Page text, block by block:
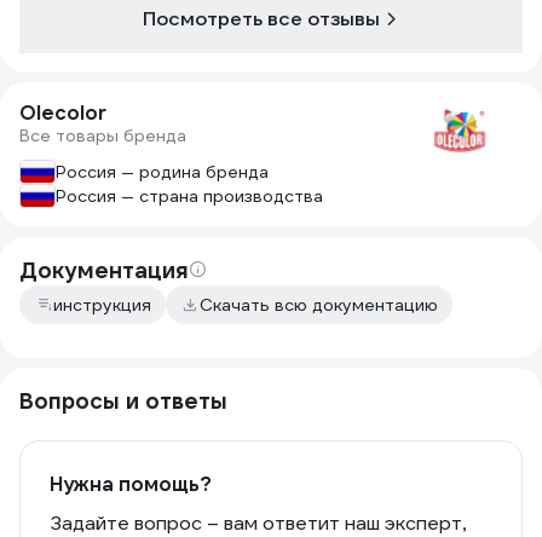
Посмотреть все отзывы
Olecolor
Все товары бренда
Россия — родина бренда
Россия — страна производства
Документация
инструкция Скачать всю документацию
Вопросы и ответы
Нужна помощь?
Задайте вопрос – вам ответит наш эксперт,